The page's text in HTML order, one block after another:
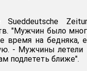
"Мужчин было
время на бедняка,
- Мужчины летели
подлететь ближе".